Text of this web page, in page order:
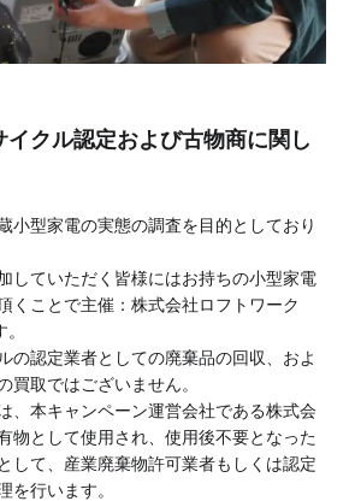
イクル認定および古物商に関し
小型家電の実態の調査を目的としており
していただく皆様にはお持ちの小型家電
くことで主催：株式会社ロフトワーク
の認定業者としての廃棄品の回収、およ
買取ではございません。
、本キャンペーン運営会社である株式会
物として使用され、使用後不要となった
して、産業廃棄物許可業者もしくは認定
を行います。